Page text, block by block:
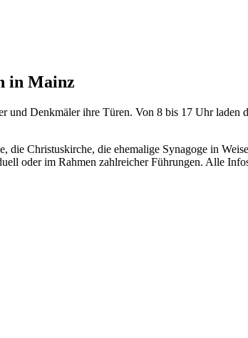
in Mainz
und Denkmäler ihre Türen. Von 8 bis 17 Uhr laden
Christuskirche, die ehemalige Synagoge in
oder im Rahmen zahlreicher Führungen. Alle